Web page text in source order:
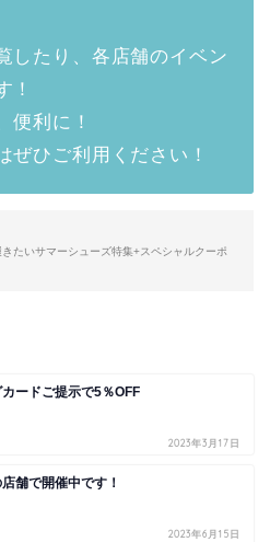
したり、各店舗のイベン
！
便利に！
ぜひご利用ください！
たいサマーシューズ特集+スペシャルクーポ
ードご提示で5％OFF
2023年3月17日
舗で開催中です！
2023年6月15日